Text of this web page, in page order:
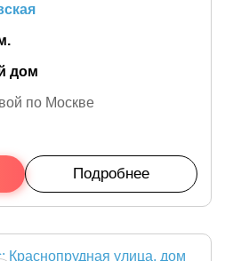
дом
по Москве
Подробнее